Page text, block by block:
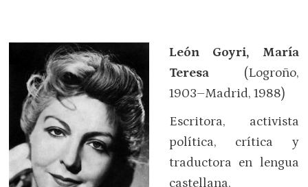
León Goyri, María
Teresa(Logroño,
1903–Madrid, 1988)
Escritora, activista
política, crítica y
traductora en lengua
castellana,